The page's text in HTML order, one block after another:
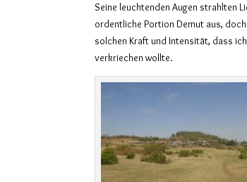
Seine leuchtenden Augen strahlten
ordentliche Portion Demut aus,
solchen Kraft und Intensität, dass
verkriechen wollte.